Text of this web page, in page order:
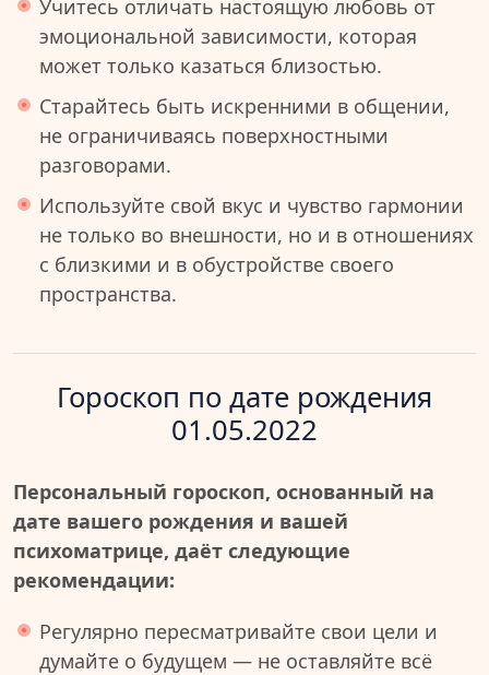
Учитесь отличать настоящую любовь от
эмоциональной зависимости, которая
может только казаться близостью.
Старайтесь быть искренними в общении,
не ограничиваясь поверхностными
разговорами.
Используйте свой вкус и чувство гармонии
не только во внешности, но и в отношениях
с близкими и в обустройстве своего
пространства.
Гороскоп по дате рождения
01.05.2022
Персональный гороскоп, основанный на
дате вашего рождения и вашей
психоматрице, даёт следующие
рекомендации:
Регулярно пересматривайте свои цели и
думайте о будущем — не оставляйте всё